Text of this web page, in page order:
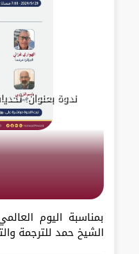
ندوة بعنوان:
بمناسبة اليوم
الشيخ حمد للترجمة